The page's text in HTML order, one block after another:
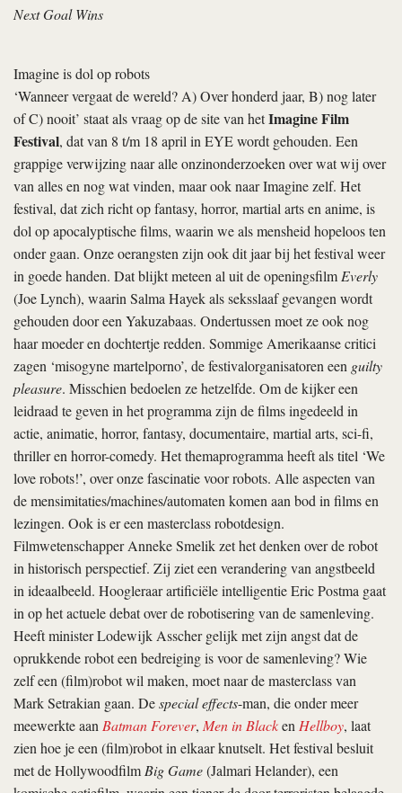
Next Goal Wins
Imagine is dol op robots
‘Wanneer vergaat de wereld? A) Over honderd jaar, B) nog later
of C) nooit’ staat als vraag op de site van hetImagine Film
Festival, dat van 8 t/m 18 april in EYE wordt gehouden. Een
grappige verwijzing naar alle onzinonderzoeken over wat wij over
van alles en nog wat vinden, maar ook naar Imagine zelf. Het
festival, dat zich richt op fantasy, horror, martial arts en anime, is
dol op apocalyptische films, waarin we als mensheid hopeloos ten
onder gaan. Onze oerangsten zijn ook dit jaar bij het festival weer
in goede handen. Dat blijkt meteen al uit de openingsfilmEverly
(Joe Lynch), waarin Salma Hayek als seksslaaf gevangen wordt
gehouden door een Yakuzabaas. Ondertussen moet ze ook nog
haar moeder en dochtertje redden. Sommige Amerikaanse critici
zagen ‘misogyne martelporno’, de festivalorganisatoren een guilty
pleasure. Misschien bedoelen ze hetzelfde. Om de kijker een
leidraad te geven in het programma zijn de films ingedeeld in
actie, animatie, horror, fantasy, documentaire, martial arts, sci-fi,
thriller en horror-comedy. Het themaprogramma heeft als titel ‘We
love robots!’, over onze fascinatie voor robots. Alle aspecten van
de mensimitaties/machines/automaten komen aan bod in films en
lezingen. Ook is er een masterclass robotdesign.
Filmwetenschapper Anneke Smelik zet het denken over de robot
in historisch perspectief. Zij ziet een verandering van angstbeeld
in ideaalbeeld. Hoogleraar artificiële intelligentie Eric Postma gaat
in op het actuele debat over de robotisering van de samenleving.
Heeft minister Lodewijk Asscher gelijk met zijn angst dat de
oprukkende robot een bedreiging is voor de samenleving? Wie
zelf een (film)robot wil maken, moet naar de masterclass van
Mark Setrakian gaan. Despecial effects-man, die onder meer
meewerkte aanBatman Forever, Men in BlackenHellboy, laat
zien hoe je een (film)robot in elkaar knutselt. Het festival besluit
met de HollywoodfilmBig Game(Jalmari Helander), een